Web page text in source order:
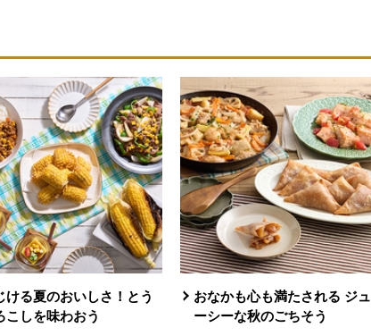
ける夏のおいしさ！とう
こしを味わおう
おなかも心も満たされる ジュ
ーシーな秋のごちそう